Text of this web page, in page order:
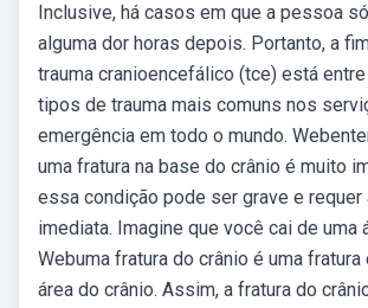
Inclusive, há casos em que a pessoa
alguma dor horas depois. Portanto, a
trauma cranioencefálico (tce) está
tipos de trauma mais comuns nos
emergência em todo o mundo.
uma fratura na base do crânio é muito
essa condição pode ser grave e requer
imediata. Imagine que você cai de uma
Webuma fratura do crânio é uma
área do crânio. Assim, a fratura do